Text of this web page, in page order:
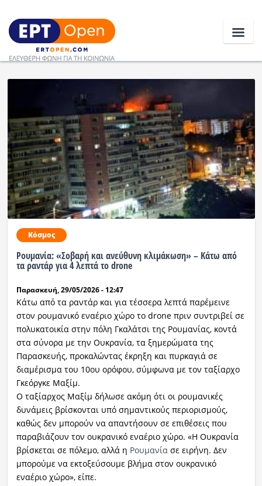
Ελλάδα
Κοινωνία
Πολιτική
Οικονομία
Αθλητικά
Κόσμος
Ραδιόφωνο LIVE
Εκπομπές
Πολιτισμός
Κόσμος
Ρουμανία: «Σοβαρή και ανεύθυνη κλιμάκωση» – Κάτω από
τα ραντάρ για 4 λεπτά το drone
Παρασκευή, 29/05/2026 - 12:47
Κάτω από τα ραντάρ και για τέσσερα λεπτά παρέμεινε
στον ρουμανικό εναέριο χώρο το drone πριν συντριβεί σε
πολυκατοικία στην πόλη Γκαλάτσι της Ρουμανίας, κοντά
στα σύνορα με την Ουκρανία, τα ξημερώματα της
Παρασκευής, προκαλώντας έκρηξη και πυρκαγιά σε
διαμέρισμα του 10ου ορόφου, σύμφωνα με τον ταξίαρχο
Γκεόργκε Μαξίμ.
Ο ταξίαρχος Μαξίμ δήλωσε ακόμη ότι οι ρουμανικές
δυνάμεις βρίσκονται υπό σημαντικούς περιορισμούς,
καθώς δεν μπορούν να απαντήσουν σε επιθέσεις που
παραβιάζουν τον ουκρανικό εναέριο χώρο. «Η Ουκρανία
βρίσκεται σε πόλεμο, αλλά η Ρουμανίασε ειρήνη. Δεν
μπορούμε να εκτοξεύσουμε βλήμα στον ουκρανικό
εναέριο χώρο», είπε.